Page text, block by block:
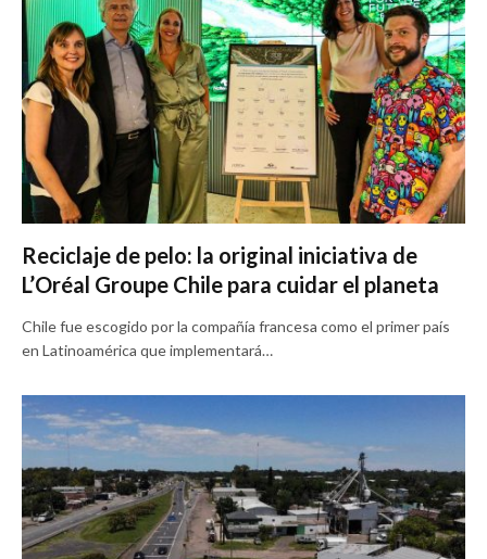
Reciclaje de pelo: la original iniciativa de
L’Oréal Groupe Chile para cuidar el planeta
Chile fue escogido por la compañía francesa como el primer país
en Latinoamérica que implementará…